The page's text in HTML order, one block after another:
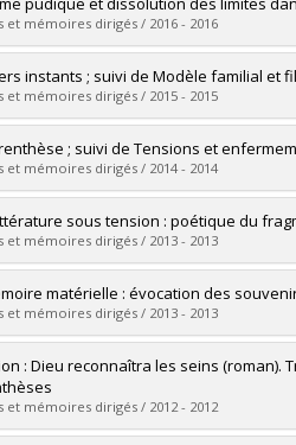
Doctorat
obtenu :Ph. D.
le document dans Papyrus
et mémoires dirigés / 2016 - 2016
:Bérard, Marie-Jeanne
Maîtrise
obtenu :M.A.
le document dans Papyrus
instants ; suivi de Modèle familial et
et mémoires dirigés / 2015 - 2015
:Lebel, Anick
Maîtrise
obtenu :M.A.
le document dans Papyrus
; suivi de Tensions et
et mémoires dirigés / 2014 - 2014
:Arnold, Marine
Maîtrise
obtenu :M.A.
le document dans Papyrus
sous tension : poétique du
et mémoires dirigés / 2013 - 2013
:Riva, Magali
Maîtrise
obtenu :M.A.
le document dans Papyrus
matérielle : évocation des
et mémoires dirigés / 2013 - 2013
:Bissonnette, Karine
Maîtrise
obtenu :M.A.
le document dans Papyrus
: Dieu reconnaîtra les seins (roman).
et mémoires dirigés / 2012 - 2012